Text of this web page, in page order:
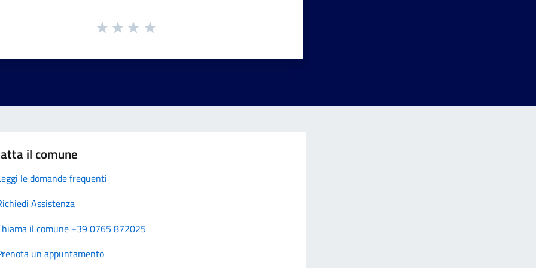
il comune
le domande frequenti
Assistenza
il comune +39 0765 872025
un appuntamento